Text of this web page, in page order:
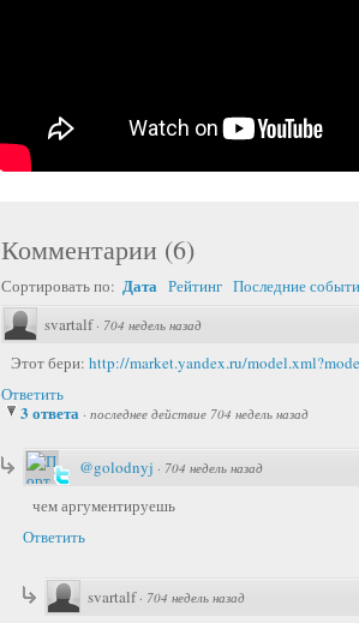
Комментарии (6)
Сортировать по: Дата Рейтинг Последние
svartalf · 704 недель назад
Этот бери: http://market.yandex.ru/
Ответить
3 ответа · последнее действие 704 недель назад
@golodnyj · 704 недель назад
чем аргументируешь
Ответить
svartalf · 704 недель назад